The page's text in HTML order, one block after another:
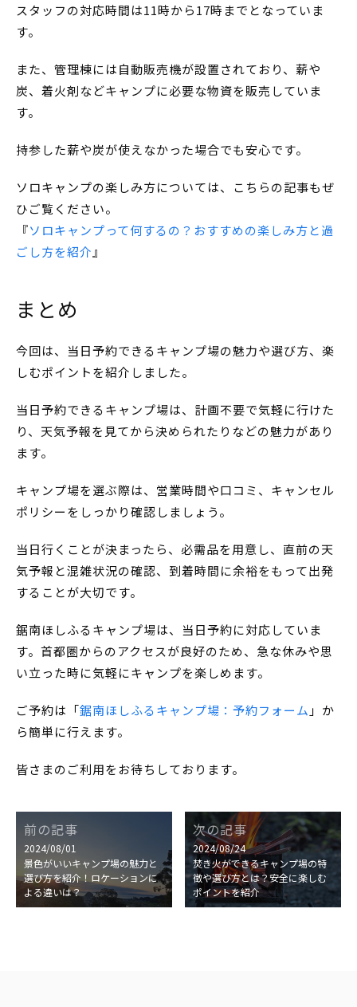
スタッフの対応時間は11時から17時までとなっていま
す。
また、管理棟には自動販売機が設置されており、薪や
炭、着火剤などキャンプに必要な物資を販売していま
す。
持参した薪や炭が使えなかった場合でも安心です。
ソロキャンプの楽しみ方については、こちらの記事もぜ
ひご覧ください。
『ソロキャンプって何するの？おすすめの楽しみ方と過
ごし方を紹介 』
まとめ
今回は、当日予約できるキャンプ場の魅力や選び方、楽
しむポイントを紹介しました。
当日予約できるキャンプ場は、計画不要で気軽に行けた
り、天気予報を見てから決められたりなどの魅力があり
ます。
キャンプ場を選ぶ際は、営業時間や口コミ、キャンセル
ポリシーをしっかり確認しましょう。
当日行くことが決まったら、必需品を用意し、直前の天
気予報と混雑状況の確認、到着時間に余裕をもって出発
することが大切です。
鋸南ほしふるキャンプ場は、当日予約に対応していま
す。首都圏からのアクセスが良好のため、急な休みや思
い立った時に気軽にキャンプを楽しめます。
ご予約は「鋸南ほしふるキャンプ場：予約フォーム 」か
ら簡単に行えます。
皆さまのご利用をお待ちしております。
前の記事
2024/08/01
景色がいいキャンプ場の魅力と
選び方を紹介！ロケーションに
よる違いは？
次の記事
2024/08/24
焚き火ができるキャンプ場の特
徴や選び方とは？安全に楽しむ
ポイントを紹介